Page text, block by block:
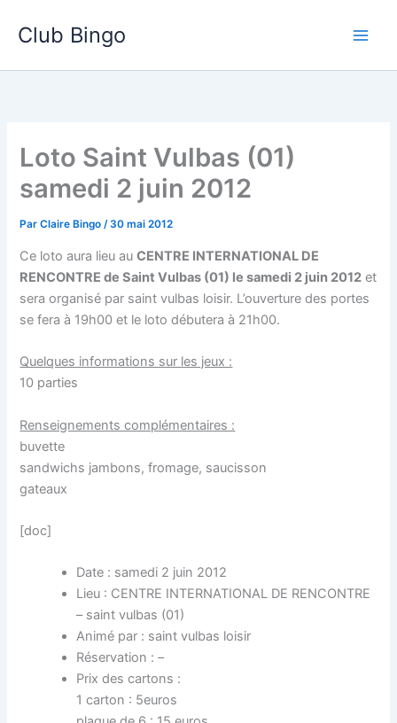
Club Bingo
Loto Saint Vulbas (01)
samedi 2 juin 2012
ParClaire Bingo/30 mai 2012
Ce loto aura lieu auCENTRE INTERNATIONAL DE
RENCONTRE de Saint Vulbas (01) le samedi 2 juin 2012 et
sera organisé par saint vulbas loisir. L’ouverture des portes
se fera à 19h00 et le loto débutera à 21h00.
Quelques informations sur les jeux :
10 parties
Renseignements complémentaires :
buvette
sandwichs jambons, fromage, saucisson
gateaux
[doc]
Date : samedi 2 juin 2012
Lieu : CENTRE INTERNATIONAL DE RENCONTRE
– saint vulbas (01)
Animé par : saint vulbas loisir
Réservation : –
Prix des cartons :
1 carton : 5euros